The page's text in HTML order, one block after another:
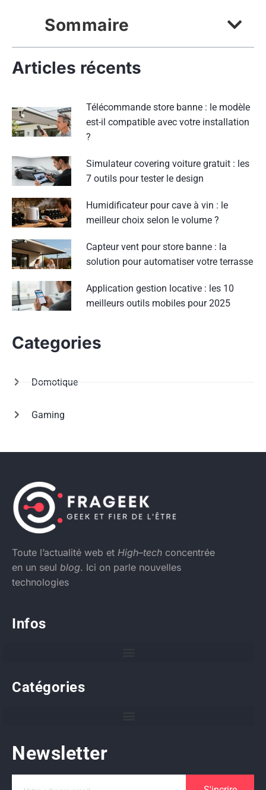
Sommaire
Articles récents
Télécommande store banne : le modèle
est-il compatible avec votre installation
?
Simulateur covering voiture gratuit : les
7 outils pour tester le design
Humidificateur pour cave à vin : le
meilleur choix selon le volume ?
Capteur vent pour store banne : la
solution pour automatiser votre terrasse
Application gestion locative : les 10
meilleurs outils mobiles pour 2025
Categories
Domotique
Gaming
Toute l’actualité web et High–tech concentrée
en un seul blog. Ici on parle nouvelles
technologies
Infos
Catégories
Newsletter